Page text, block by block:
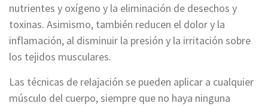
nutrientes y oxígeno y la eliminación de desechos y
toxinas. Asimismo, también reducen el dolor y la
inflamación, al disminuir la presión y la irritación sobre
los tejidos musculares.
Las técnicas de relajación se pueden aplicar a cualquier
músculo del cuerpo, siempre que no haya ninguna